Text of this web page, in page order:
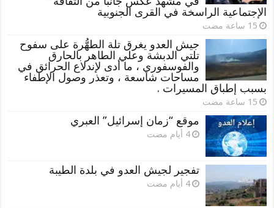
الإجتماعية الراسخة في القرى الجنوبية
جيش العدو يغرق تلة الطهُّرة على سفوح
تلتي الدبشة وعلي الطاهر بالحارق
والفوسفوري ، ما أدى لإندلاع الحرائق في
مساحات شاسعة ، وتعذر وصول الإطفاء
بسبب إطباق المسيرات .
موقع “زمان إسرائيل” العبري
‏4 أيام مضت
تفجير لجيش العدو في بلدة الطيبة
‏4 أيام مضت